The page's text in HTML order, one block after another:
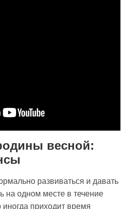
весной:
развиваться и давать
на одном месте в течение
иногда приходит время